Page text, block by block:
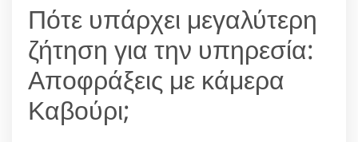
Πότε υπάρχει μεγαλύτερη
ζήτηση για την υπηρεσία:
Αποφράξεις με κάμερα
Καβούρι;